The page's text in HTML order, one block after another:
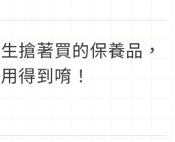
搶著買的保養品，
得到唷！